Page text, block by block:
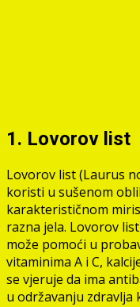
1. Lovorov list
Lovorov list (Laurus
koristi u sušenom
karakterističnom
razna jela. Lovorov
može pomoći u
vitaminima A i C,
se vjeruje da ima
u održavanju zdravlja